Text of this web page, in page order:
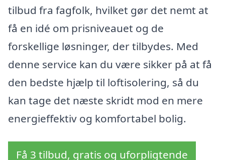
tilbud fra fagfolk, hvilket gør det nemt at
få en idé om prisniveauet og de
forskellige løsninger, der tilbydes. Med
denne service kan du være sikker på at få
den bedste hjælp til loftisolering, så du
kan tage det næste skridt mod en mere
energieffektiv og komfortabel bolig.
Få 3 tilbud, gratis og uforpligtende